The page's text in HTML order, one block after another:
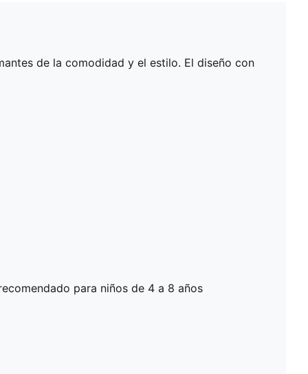
de la comodidad y el estilo. El diseño con
para niños de 4 a 8 años